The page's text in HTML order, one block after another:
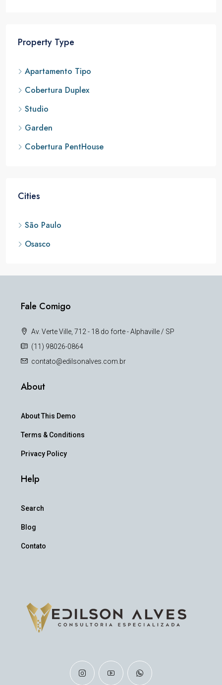
Property Type
Apartamento Tipo
Cobertura Duplex
Studio
Garden
Cobertura PentHouse
Cities
São Paulo
Osasco
Fale Comigo
Av. Verte Ville, 712 - 18 do forte - Alphaville / SP
(11) 98026-0864
contato@edilsonalves.com.br
About
About This Demo
Terms & Conditions
Privacy Policy
Help
Search
Blog
Contato